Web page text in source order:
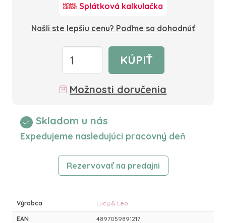
Splátková kalkulačka
Našli ste lepšiu cenu? Poďme sa dohodnúť
KÚPIŤ
Možnosti doručenia
Skladom u nás
Expedujeme nasledujúci pracovný deň
Rezervovať na predajni
Výrobca Lucy & Leo
EAN 4897059891217